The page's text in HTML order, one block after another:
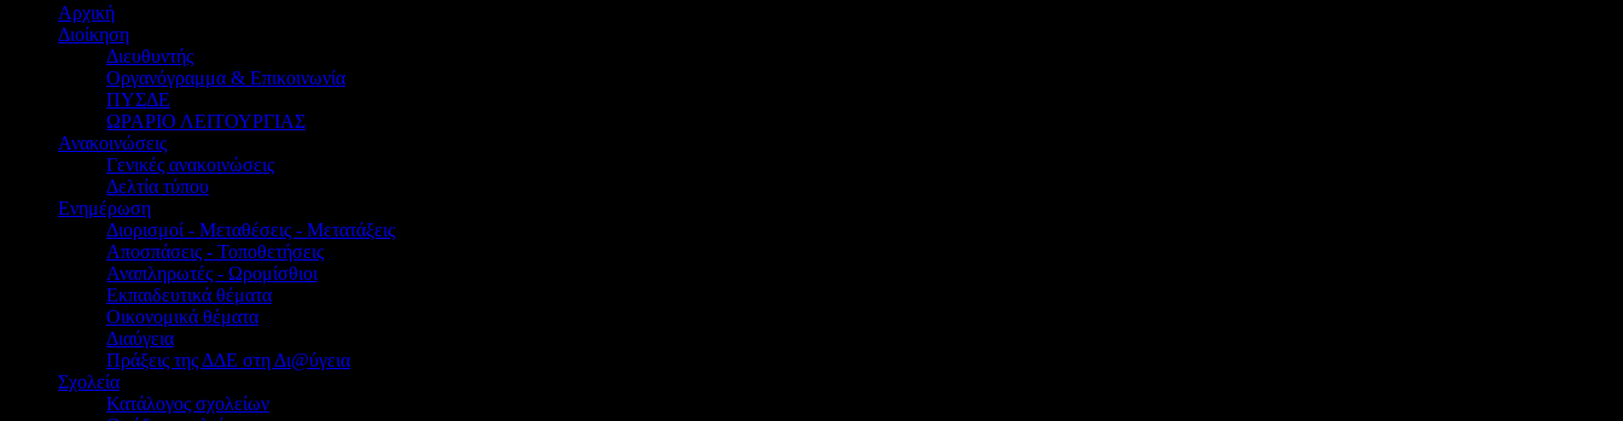
Αρχική
Διοίκηση
Διευθυντής
Οργανόγραμμα & Επικοινωνία
ΠΥΣΔΕ
ΩΡΑΡΙΟ ΛΕΙΤΟΥΡΓΙΑΣ
Ανακοινώσεις
Γενικές ανακοινώσεις
Δελτία τύπου
Ενημέρωση
Διορισμοί - Μεταθέσεις - Μετατάξεις
Αποσπάσεις - Τοποθετήσεις
Αναπληρωτές - Ωρομίσθιοι
Εκπαιδευτικά θέματα
Οικονομικά θέματα
Διαύγεια
Πράξεις της ΔΔΕ στη Δι@ύγεια
Σχολεία
Κατάλογος σχολείων